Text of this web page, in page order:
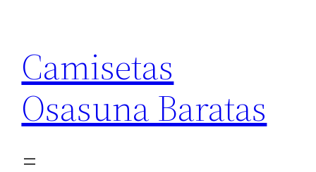
contenido
Camisetas
Osasuna Baratas